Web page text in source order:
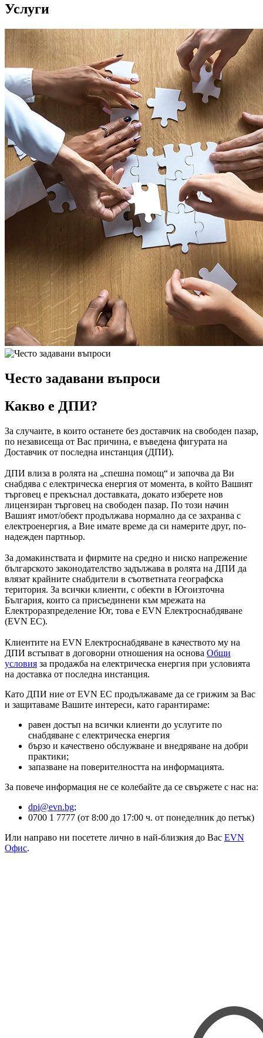
Услуги
Често задавани въпроси
Какво е ДПИ?
За случаите, в които останете без доставчик на свободен пазар,
по независеща от Вас причина, е въведена фигурата на
Доставчик от последна инстанция (ДПИ).
ДПИ влиза в ролята на „спешна помощ“ и започва да Ви
снабдява с електрическа енергия от момента, в който Вашият
търговец е прекъснал доставката, докато изберете нов
лицензиран търговец на свободен пазар. По този начин
Вашият имот/обект продължава нормално да се захранва с
електроенергия, а Вие имате време да си намерите друг, по-
надежден партньор.
За домакинствата и фирмите на средно и ниско напрежение
българското законодателство задължава в ролята на ДПИ да
влязат крайните снабдители в съответната географска
територия. За всички клиенти, с обекти в Югоизточна
България, които са присъединени към мрежата на
Електроразпределение Юг, това е EVN Електроснабдяване
(EVN ЕС).
Клиентите на EVN Електроснабдяване в качеството му на
ДПИ встъпват в договорни отношения на основа Общи
условия за продажба на електрическа енергия при условията
на доставка от последна инстанция.
Като ДПИ ние от EVN ЕС продължаваме да се грижим за Вас
и защитаваме Вашите интереси, като гарантираме:
равен достъп на всички клиенти до услугите по
снабдяване с електрическа енергия
бързо и качествено обслужване и внедряване на добри
практики;
запазване на поверителността на информацията.
За повече информация не се колебайте да се свържете с нас на:
dpi@evn.bg;
0700 1 7777 (от 8:00 до 17:00 ч. от понеделник до петък)
Или направо ни посетете лично в най-близкия до Вас EVN
Офис.